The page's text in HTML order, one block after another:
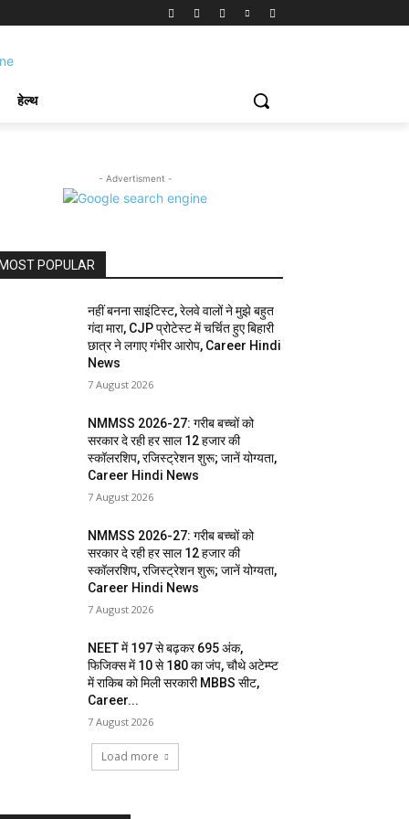
हेल्थ
- Advertisment -
MOST POPULAR
नहीं बनना साइंटिस्ट, रेलवे वालों ने मुझे बहुत
गंदा मारा, CJP प्रोटेस्ट में चर्चित हुए बिहारी
छात्र ने लगाए गंभीर आरोप, Career Hindi
News
7 August 2026
NMMSS 2026-27: गरीब बच्चों को
सरकार दे रही हर साल 12 हजार की
स्कॉलरशिप, रजिस्ट्रेशन शुरू; जानें योग्यता,
Career Hindi News
7 August 2026
NMMSS 2026-27: गरीब बच्चों को
सरकार दे रही हर साल 12 हजार की
स्कॉलरशिप, रजिस्ट्रेशन शुरू; जानें योग्यता,
Career Hindi News
7 August 2026
NEET में 197 से बढ़कर 695 अंक,
फिजिक्स में 10 से 180 का जंप, चौथे अटेम्प्ट
में राकिब को मिली सरकारी MBBS सीट,
Career...
7 August 2026
Load more